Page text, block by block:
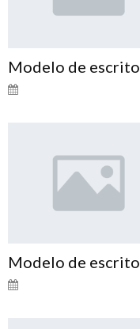
Modelo de escrito
Modelo de escrito